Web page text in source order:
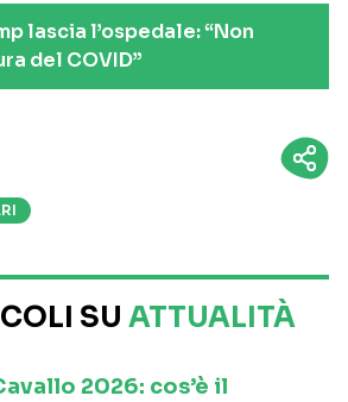
lascia l’ospedale: “Non
del COVID”
SU ATTUALITÀ
2026: cos’è il